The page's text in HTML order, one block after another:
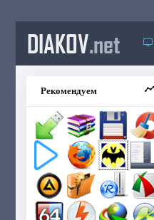
DIAKOV.net
Рекомендуем